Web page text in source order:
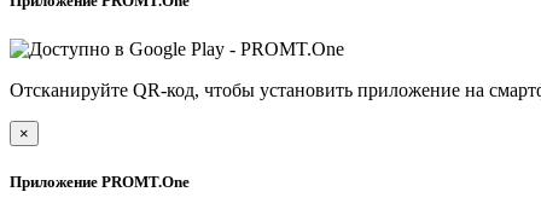
Отсканируйте QR-код, чтобы установить приложение на
×
Приложение PROMT.One